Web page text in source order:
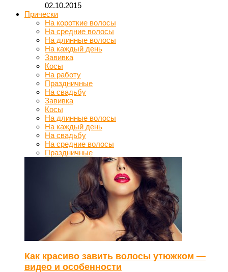
02.10.2015
Прически
На короткие волосы
На средние волосы
На длинные волосы
На каждый день
Завивка
Косы
На работу
Праздничные
На свадьбу
Завивка
Косы
На длинные волосы
На каждый день
На свадьбу
На средние волосы
Праздничные
Как красиво завить волосы утюжком —
видео и особенности